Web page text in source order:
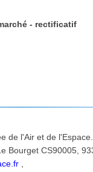
- rectificatif
de l'Air et de l'Espace.
,